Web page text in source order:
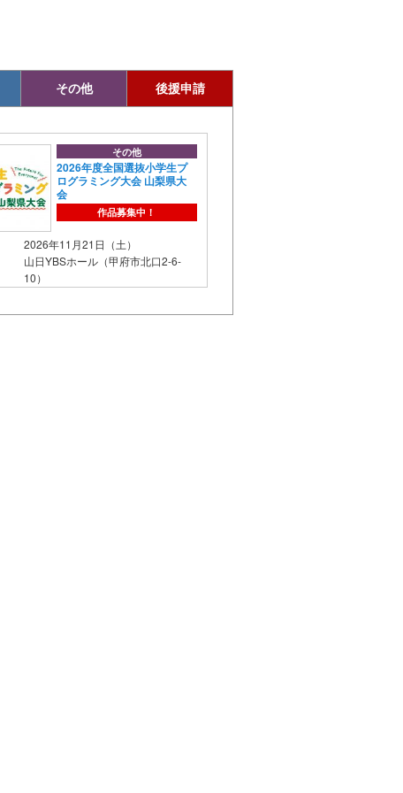
その他 後援申請
その他
2026年度全国選抜小学生プ
ログラミング大会 山梨県大
会
作品募集中！
2026年11月21日（土）
山日YBSホール（甲府市北口2-6-
10）